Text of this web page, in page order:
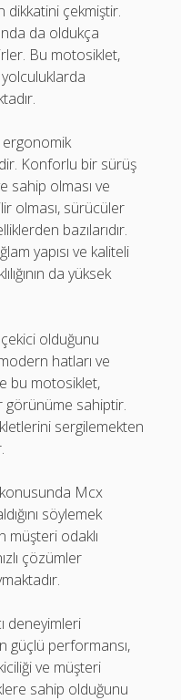
çekmiştir.
da oldukça
Bu motosiklet,
ergonomik
Konforlu bir sürüş
sahip olması ve
olması, sürücüler
bazılarıdır.
yapısı ve kaliteli
da yüksek
olduğunu
hatları ve
bu motosiklet,
görünüme sahiptir.
sergilemekten
Mcx
söylemek
müşteri odaklı
çözümler
deneyimleri
güçlü performansı,
ve müşteri
sahip olduğunu